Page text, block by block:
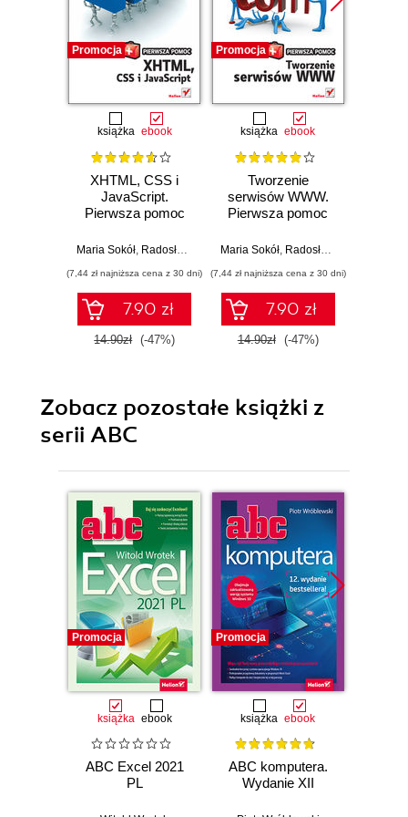
Promocja
książka ebook
XHTML, CSS i
JavaScript.
Pierwsza pomoc
Maria Sokół Radosław Sokół
(7,44 zł najniższa cena z 30 dni)
7.90 zł
14.90zł (-47%)
Promocja
książka ebook
Tworzenie
serwisów WWW.
Pierwsza pomoc
Maria Sokół, Radosław Sokół
(7,44 zł najniższa cena z 30 dni)
7.90 zł
14.90zł (-47%)
Zobacz pozostałe książki z
serii ABC
Promocja
książka ebook
ABC Excel 2021
PL
Promocja
książka ebook
ABC komputera.
Wydanie XII